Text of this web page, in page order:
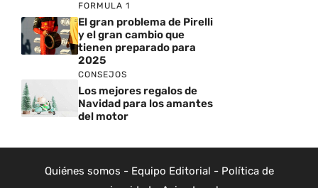
FORMULA 1
El gran problema de Pirelli
y el gran cambio que
tienen preparado para
2025
CONSEJOS
Los mejores regalos de
Navidad para los amantes
del motor
Quiénes somos - Equipo Editorial - Política de